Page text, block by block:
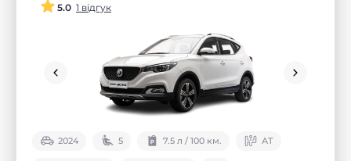
5.0 1 відгук
2024 5 7.5 л / 100 км. АТ